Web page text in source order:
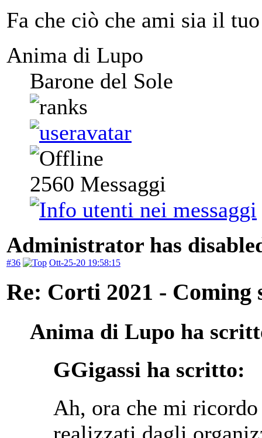
Fa che ciò che ami sia il
Anima di Lupo
Barone del Sole
2560 Messaggi
Administrator has
#36 Ott-25-20 19:58:15
Re: Corti 2021 - Coming
Anima di Lupo ha
GGigassi ha scritto:
Ah, ora che mi